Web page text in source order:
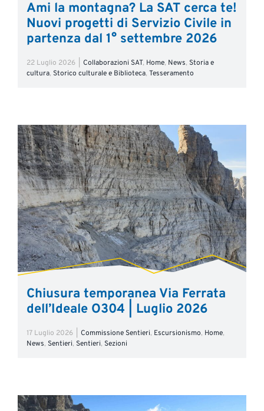
Ami la montagna? La SAT cerca te!
Nuovi progetti di Servizio Civile in
partenza dal 1° settembre 2026
22 Luglio 2026 Collaborazioni SAT, Home, News, Storia e
cultura, Storico culturale e Biblioteca, Tesseramento
Chiusura temporanea Via Ferrata
dell’Ideale O304 | Luglio 2026
17 Luglio 2026 Commissione Sentieri, Escursionismo, Home,
News, Sentieri, Sentieri, Sezioni